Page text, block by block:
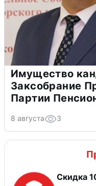
Имущество
Заксобрание
Партии
8 августа 3
Скидка